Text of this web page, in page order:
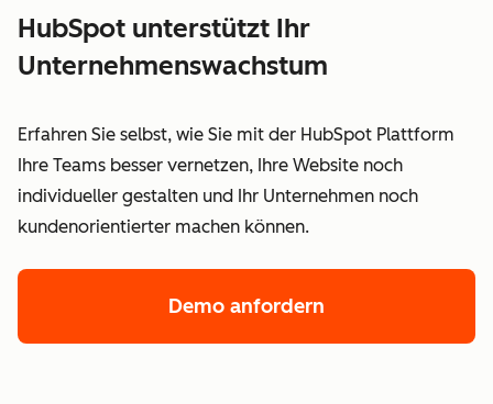
HubSpot unterstützt Ihr
Unternehmenswachstum
Erfahren Sie selbst, wie Sie mit der HubSpot Plattform
Ihre Teams besser vernetzen, Ihre Website noch
individueller gestalten und Ihr Unternehmen noch
kundenorientierter machen können.
Demo anfordern